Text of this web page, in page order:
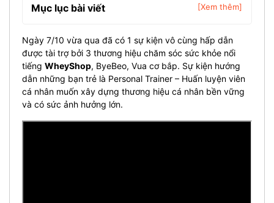
Mục lục bài viết [Xem thêm]
Ngày 7/10 vừa qua đã có 1 sự kiện vô cùng hấp dẫn
được tài trợ bởi 3 thương hiệu chăm sóc sức khỏe nổi
tiếng WheyShop, ByeBeo, Vua cơ bắp. Sự kiện hướng
dẫn những bạn trẻ là Personal Trainer – Huấn luyện viên
cá nhân muốn xây dựng thương hiệu cá nhân bền vững
và có sức ảnh hưởng lớn.